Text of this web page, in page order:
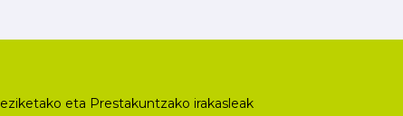
eta Prestakuntzako irakasleak